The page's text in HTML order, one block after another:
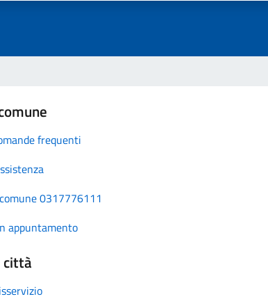
frequenti
0317776111
appuntamento
città